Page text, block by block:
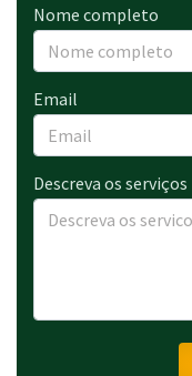
Nome completo
Email
Descreva os serviços